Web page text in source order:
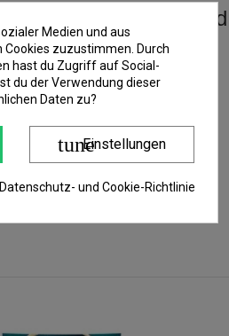
Attraktivität
Medien und aus
zuzustimmen. Durch
hast du Zugriff auf Social-
du der Verwendung dieser
Daten zu?
tuneEinstellungen
Datenschutz- und Cookie-Richtlinie